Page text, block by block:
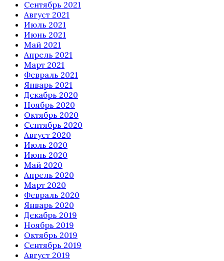
Сентябрь 2021
Август 2021
Июль 2021
Июнь 2021
Май 2021
Апрель 2021
Март 2021
Февраль 2021
Январь 2021
Декабрь 2020
Ноябрь 2020
Октябрь 2020
Сентябрь 2020
Август 2020
Июль 2020
Июнь 2020
Май 2020
Апрель 2020
Март 2020
Февраль 2020
Январь 2020
Декабрь 2019
Ноябрь 2019
Октябрь 2019
Сентябрь 2019
Август 2019